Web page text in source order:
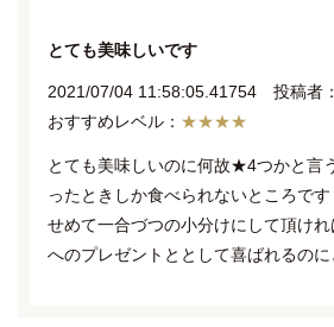
とても美味しいです
2021/07/04 11:58:05.41754 投稿者
★★★★
とても美味しいのに何故★4つかと言
ったときしか食べられないところです
せめて一合づつの小分けにして頂け
へのプレゼントととして喜ばれるの